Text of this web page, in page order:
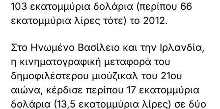
103 εκατομμύρια δολάρια (περίπου 66
εκατομμύρια λίρες τότε) το 2012.
Στο Ηνωμένο Βασίλειο και την Ιρλανδία,
η κινηματογραφική μεταφορά του
δημοφιλέστερου μιούζικαλ του 21ου
αιώνα, κέρδισε περίπου 17 εκατομμύρια
δολάρια (13,5 εκατομμύρια λίρες) σε δύο